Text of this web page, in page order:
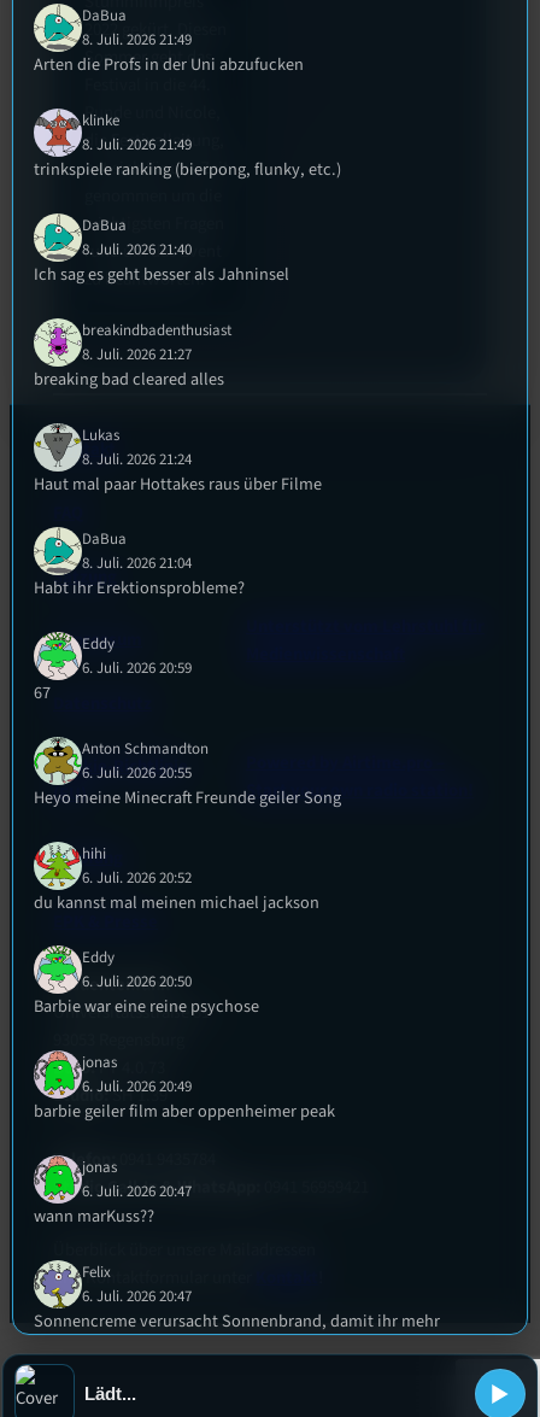
2022 gekürt. Diesen
Sommer geht das
Runde und Nicole,
die Festivalleitung,
hat sich für uns Zeit
wichtigsten Fragen
rund um das Event
zu beantworten.
Kontakt
Satzung
Impressum
Cookie-Richtlinie
(EU)
Empfang
Start your own radio station!
Studentenfunk
Universitätsstraße 31
Büro:PT 4.0.73
Studio:SH 1.39
Telefon:0941 9435784
Studio Call-In & WhatsApp:
und Kontaktformular unter
DaBua
8. Juli. 2026 21:49
Arten die Profs in der Uni abzufucken
klinke
8. Juli. 2026 21:49
trinkspiele ranking (bierpong, flunky, etc.)
DaBua
8. Juli. 2026 21:40
Ich sag es geht besser als Jahninsel
breakindbadenthusiast
8. Juli. 2026 21:27
breaking bad cleared alles
Lukas
8. Juli. 2026 21:24
Haut mal paar Hottakes raus über Filme
DaBua
8. Juli. 2026 21:04
Habt ihr Erektionsprobleme?
Eddy
6. Juli. 2026 20:59
67
Anton Schmandton
6. Juli. 2026 20:55
Heyo meine Minecraft Freunde geiler Song
hihi
6. Juli. 2026 20:52
du kannst mal meinen michael jackson
Eddy
6. Juli. 2026 20:50
Barbie war eine reine psychose
jonas
6. Juli. 2026 20:49
barbie geiler film aber oppenheimer peak
jonas
6. Juli. 2026 20:47
wann marKuss??
Felix
6. Juli. 2026 20:47
Sonnencreme verursacht Sonnenbrand, damit ihr mehr
Eddy
Lädt...